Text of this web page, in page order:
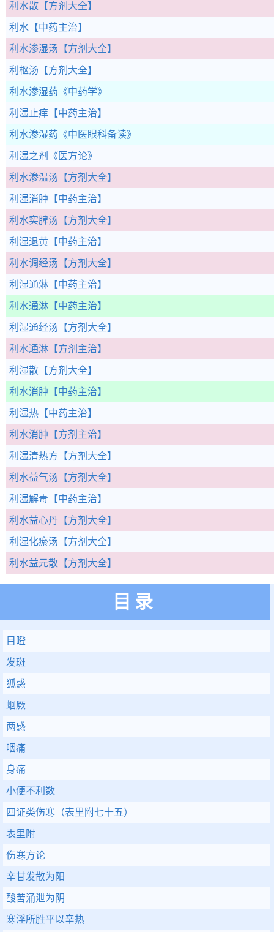
利水散 【方剂大全】
利水 【中药主治】
利水渗湿汤 【方剂大全】
利枢汤 【方剂大全】
利水渗湿药 《中药学》
利湿止痒 【中药主治】
利水渗湿药 《中医眼科备读》
利湿之剂 《医方论》
利水渗温汤 【方剂大全】
利湿消肿 【中药主治】
利水实脾汤 【方剂大全】
利湿退黄 【中药主治】
利水调经汤 【方剂大全】
利湿通淋 【中药主治】
利水通淋 【中药主治】
利湿通经汤 【方剂大全】
利水通淋 【方剂主治】
利湿散 【方剂大全】
利水消肿 【中药主治】
利湿热 【中药主治】
利水消肿 【方剂主治】
利湿清热方 【方剂大全】
利水益气汤 【方剂大全】
利湿解毒 【中药主治】
利水益心丹 【方剂大全】
利湿化瘀汤 【方剂大全】
利水益元散 【方剂大全】
目录
目瞪
发斑
狐惑
蛔厥
两感
咽痛
身痛
小便不利数
四证类伤寒（表里附七十五）
表里附
伤寒方论
辛甘发散为阳
酸苦涌泄为阴
寒淫所胜平以辛热